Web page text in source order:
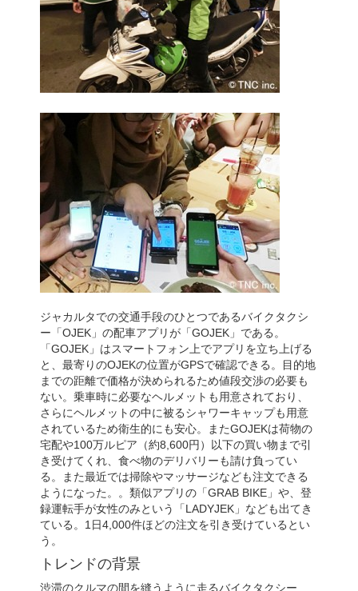
ジャカルタでの交通手段のひとつであるバイクタクシ
ー「OJEK」の配車アプリが「GOJEK」である。
「GOJEK」はスマートフォン上でアプリを立ち上げる
と、最寄りのOJEKの位置がGPSで確認できる。目的地
までの距離で価格が決められるため値段交渉の必要も
ない。乗車時に必要なヘルメットも用意されており、
さらにヘルメットの中に被るシャワーキャップも用意
されているため衛生的にも安心。またGOJEKは荷物の
宅配や100万ルピア（約8,600円）以下の買い物まで引
き受けてくれ、食べ物のデリバリーも請け負ってい
る。また最近では掃除やマッサージなども注文できる
ようになった。。類似アプリの「GRAB BIKE」や、登
録運転手が女性のみという「LADYJEK」なども出てき
ている。1日4,000件ほどの注文を引き受けているとい
う。
トレンドの背景
渋滞のクルマの間を縫うように走るバイクタクシー